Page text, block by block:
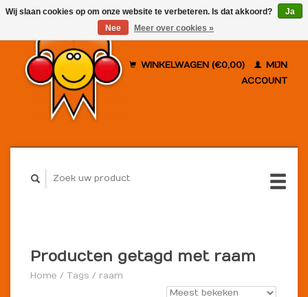
WINKELWAGEN (€0,00)
MIJN
ACCOUNT
Producten getagd met raam
Home / Tags / raam
Wij slaan cookies op om onze website te verbeteren. Is dat akkoord?
Ja
Nee
Meer over cookies »